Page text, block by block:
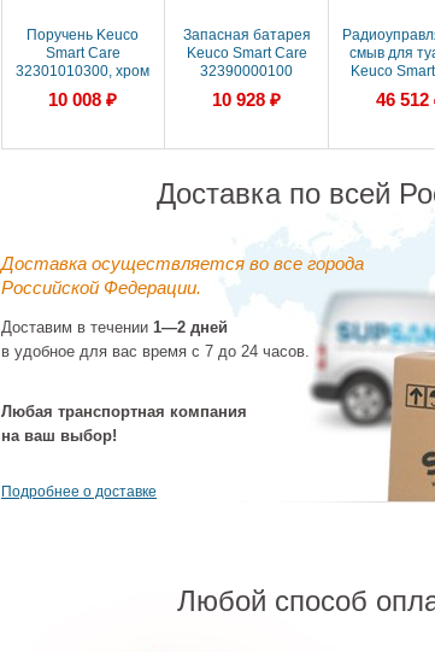
Поручень Keuco
Smart Care
32301010300, хром
10 008 ₽
Запасная батарея
Keuco Smart Care
32390000100
10 928 ₽
смыв для
Keuco
46 512
Поручень Keuco
12 310 ₽
Угловой поручень
32306010602, хром
17 653 ₽
Угловой
Keuco Smart
17 653 ₽
Доставка по всей
Доставка осуществляется во все города
Российской Федерации.
Доставим в течении 1—2 дней
в удобное для вас время с 7 до 24 часов.
Любая транспортная компания
на ваш выбор!
Подробнее о доставке
Любой способ